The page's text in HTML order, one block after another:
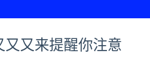
又来提醒你注意